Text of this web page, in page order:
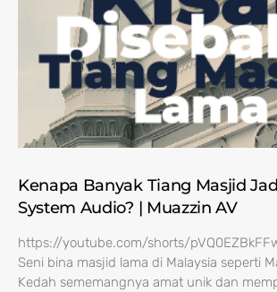
Kenapa Banyak Tiang Masjid
System Audio? | Muazzin AV
https://youtube.com/shorts/
Seni bina masjid lama di Malaysia seperti
Kedah sememangnya amat unik dan